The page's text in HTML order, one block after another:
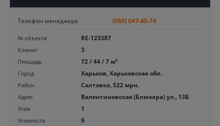
Телефон менеджера (050) 047-45-74
№ объекта RE-123387
Комнат 3
Площадь 72 / 44 / 7 м²
Город Харьков, Харьковская обл.
Район Салтовка, 522 мрн.
Адрес Валентиновская (Блюхера) ул., 13Б
Этаж 1
Этажность 9